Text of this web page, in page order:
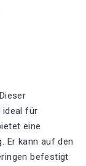
ideal für
eine
Er kann auf den
befestigt